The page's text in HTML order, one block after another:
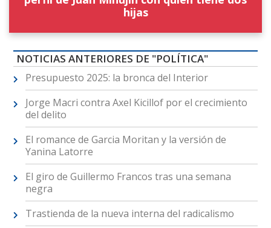
hijas
NOTICIAS ANTERIORES DE "POLÍTICA"
Presupuesto 2025: la bronca del Interior
Jorge Macri contra Axel Kicillof por el crecimiento
del delito
El romance de Garcia Moritan y la versión de
Yanina Latorre
El giro de Guillermo Francos tras una semana
negra
Trastienda de la nueva interna del radicalismo